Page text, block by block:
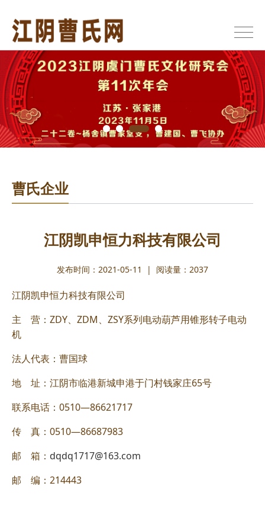
曹氏企业
江阴凯申恒力科技有限公司
发布时间：2021-05-11 | 阅读量： 2037
江阴凯申恒力科技有限公司
主 营：ZDY、ZDM、ZSY系列电动葫芦用锥形转子电动
机
法人代表：曹国球
地 址：江阴市临港新城申港于门村钱家庄65号
联系电话：0510—86621717
传 真：0510—86687983
邮 箱： dqdq1717@163.com
邮 编：214443